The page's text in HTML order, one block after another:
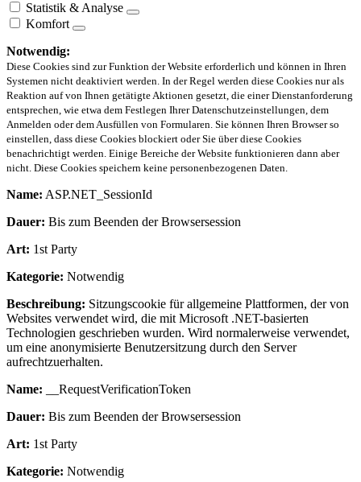
Statistik & Analyse
Komfort
Notwendig:
Diese Cookies sind zur Funktion der Website erforderlich und können in Ihren
Systemen nicht deaktiviert werden. In der Regel werden diese Cookies nur als
Reaktion auf von Ihnen getätigte Aktionen gesetzt, die einer Dienstanforderung
entsprechen, wie etwa dem Festlegen Ihrer Datenschutzeinstellungen, dem
Anmelden oder dem Ausfüllen von Formularen. Sie können Ihren Browser so
einstellen, dass diese Cookies blockiert oder Sie über diese Cookies
benachrichtigt werden. Einige Bereiche der Website funktionieren dann aber
nicht. Diese Cookies speichern keine personenbezogenen Daten.
Name: ASP.NET_SessionId
Dauer: Bis zum Beenden der Browsersession
Art: 1st Party
Kategorie: Notwendig
Beschreibung: Sitzungscookie für allgemeine Plattformen, der von
Websites verwendet wird, die mit Microsoft .NET-basierten
Technologien geschrieben wurden. Wird normalerweise verwendet,
um eine anonymisierte Benutzersitzung durch den Server
aufrechtzuerhalten.
Name: __RequestVerificationToken
Dauer: Bis zum Beenden der Browsersession
Art: 1st Party
Kategorie: Notwendig